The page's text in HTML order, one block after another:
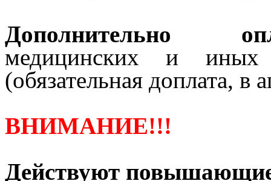
Дополнительно
медицинских и
(обязательная доплата, в
ВНИМАНИЕ!!!
Действуют